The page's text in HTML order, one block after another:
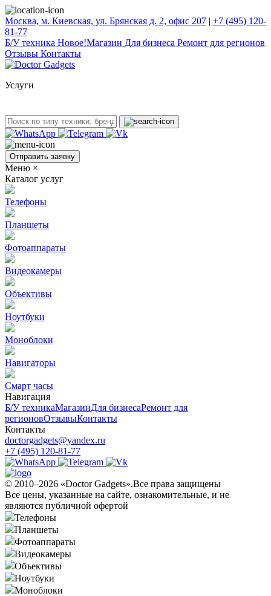
Москва, м. Киевская, ул. Брянская д. 2, офис 207 | +7 (495) 120-
81-77
Б/У техникa Новое!Магазин Для бизнеса Ремонт для регионов
Отзывы Контакты
Услуги
Отправить заявку
Меню ×
Каталог услуг
Телефоны
Планшеты
Фотоаппараты
Видеокамеры
Объективы
Ноутбуки
Моноблоки
Навигаторы
Смарт часы
Навигация
Б/У техникaМагазинДля бизнесаРемонт для
регионовОтзывыКонтакты
Контакты
doctorgadgets@yandex.ru
+7 (495) 120-81-77
© 2010–2026 «Doctor Gadgets».Все права защищены
Все цены, указанные на сайте, ознакомительные, и не
являются публичной офертой
Телефоны
Планшеты
Фотоаппараты
Видеокамеры
Объективы
Ноутбуки
Моноблоки